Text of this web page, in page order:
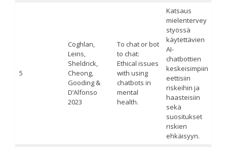
5
Coghlan,
Leins,
Sheldrick,
Cheong,
Gooding &
D’Alfonso
2023
To chat or bot
to chat:
Ethical issues
with using
chatbots in
mental
health.
Katsaus
mielentervey
styössä
käytettävien
AI-
chatbottien
keskeisimpiin
eettisiin
riskeihin ja
haasteisiin
sekä
suositukset
riskien
ehkäisyyn.